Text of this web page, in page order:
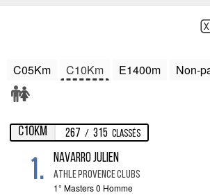
C05Km C10Km E1400m Non-
C10Km 267 / 315 Classés
1. NAVARRO JULIEN
ATHLE PROVENCE CLUBS
1° Masters 0 Homme